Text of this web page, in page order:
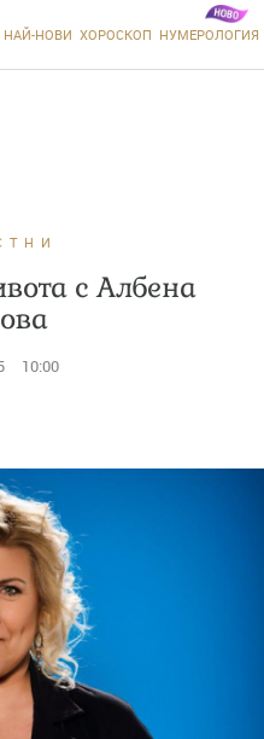
НАЙ-НОВИ ХОРОСКОП НУМЕРОЛОГИЯ
с Албена
10:00